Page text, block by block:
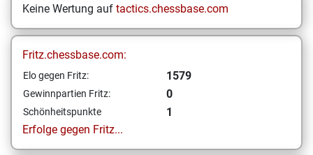
Keine Wertung auf tactics.chessbase.com
Fritz.chessbase.com:
Elo gegen Fritz: 1579
Gewinnpartien Fritz: 0
Schönheitspunkte
1
Erfolge gegen Fritz...